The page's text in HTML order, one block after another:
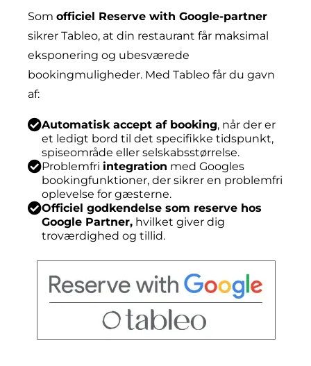
Som officiel Reserve with Google-partner
sikrer Tableo, at din restaurant får maksimal
eksponering og ubesværede
bookingmuligheder. Med Tableo får du gavn
af:
Automatisk accept af booking, når der er
et ledigt bord til det specifikke tidspunkt,
spiseområde eller selskabsstørrelse.
Problemfri integration med Googles
bookingfunktioner, der sikrer en problemfri
oplevelse for gæsterne.
Officiel godkendelse som reserve hos
Google Partner, hvilket giver dig
troværdighed og tillid.